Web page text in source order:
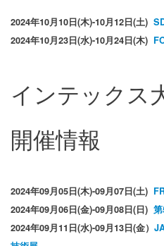
2024年10月10日(木)-10月12日(土)
2024年10月23日(水)-10月24日(木)
インテックス
開催情報
2024年09月05日(木)-09月07日(土)
2024年09月06日(金)-09月08日(日)
2024年09月11日(水)-09月13日(金）